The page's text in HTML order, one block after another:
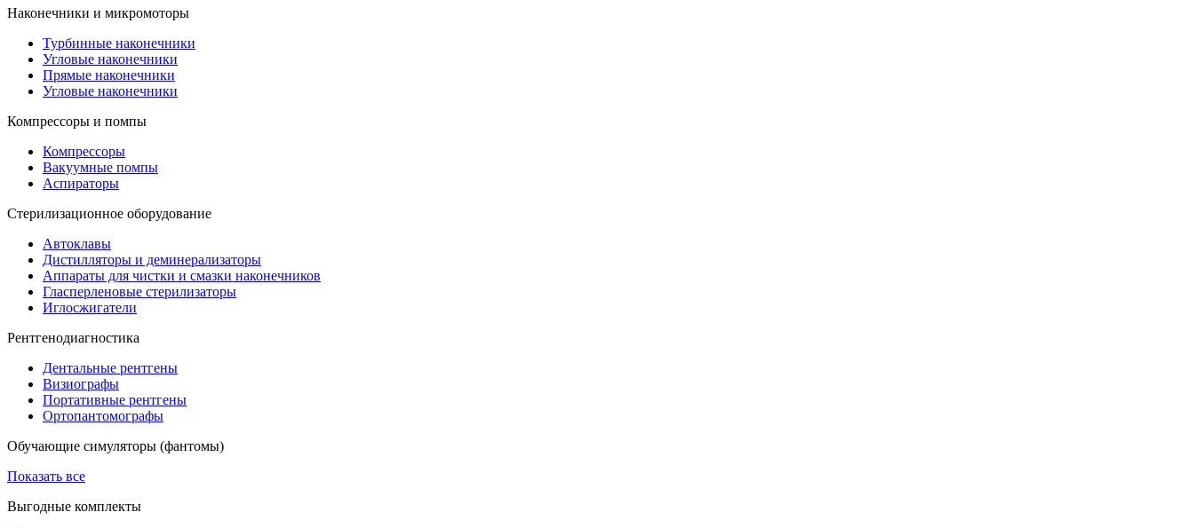
Наконечники и микромоторы
Турбинные наконечники
Угловые наконечники
Прямые наконечники
Угловые наконечники
Компрессоры и помпы
Компрессоры
Вакуумные помпы
Аспираторы
Стерилизационное оборудование
Автоклавы
Дистилляторы и деминерализаторы
Аппараты для чистки и смазки наконечников
Гласперленовые стерилизаторы
Иглосжигатели
Рентгенодиагностика
Дентальные рентгены
Визиографы
Портативные рентгены
Ортопантомографы
Обучающие симуляторы (фантомы)
Показать все
Выгодные комплекты